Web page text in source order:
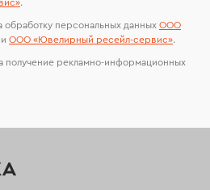
.
персональных данных ООО
и ООО «Ювелирный ресейл-сервиc».
получение рекламно-информационных